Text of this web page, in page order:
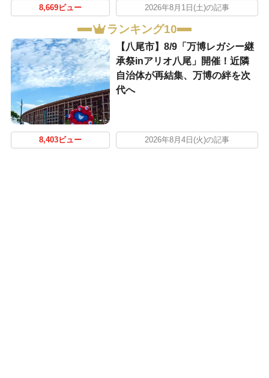
8,669ビュー 2026年8月1日(土)の記事
ランキング10
【八尾市】8/9「万博レガシー継
承祭inアリオ八尾」開催！近隣
自治体が再結集、万博の絆を次
代へ
8,403ビュー 2026年8月4日(火)の記事